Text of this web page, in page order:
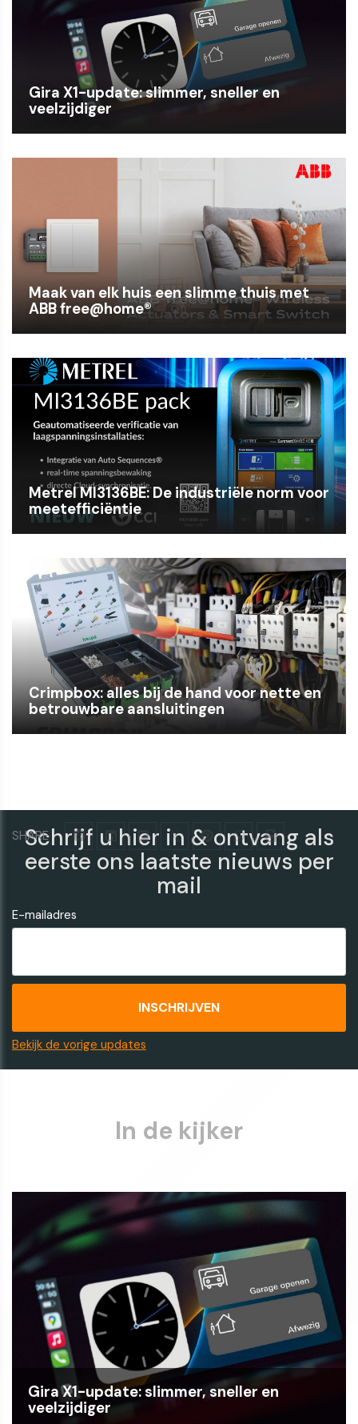
SHARE
Gira X1-update: slimmer, sneller en
veelzijdiger
Maak van elk huis een slimme thuis met
ABB free@home®
Metrel MI3136BE: De industriële norm voor
meetefficiëntie
Crimpbox: alles bij de hand voor nette en
betrouwbare aansluitingen
Schrijf u hier in & ontvang als
eerste ons laatste nieuws per
mail
E-mailadres
Bekijk de vorige updates
In de kijker
Gira X1-update: slimmer, sneller en
veelzijdiger